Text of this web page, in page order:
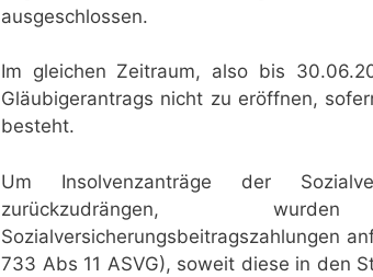
ausgeschlossen.
Im gleichen Zeitraum, also bis
Gläubigerantrags nicht zu eröffnen,
besteht.
Um Insolvenzanträge der
zurückzudrängen,
Sozialversicherungsbeitragszahlungen
733 Abs 11 ASVG), soweit diese in den